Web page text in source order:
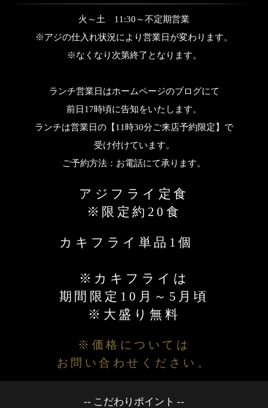
火～土 11:30～不定期営業
※アジの仕入れ状況により営業日が変わります。
※なくなり次第終了となります。
ランチ営業日はホームページのブログにて
前日17時頃に告知をいたします。
ランチは営業日の【11時30分ご来店予約限定】で
受け付けています。
ご予約方法：お電話にて承ります。
アジフライ定食
※限定約20食
カキフライ単品1個
※カキフライは
期間限定10月～5月頃
※大盛り無料
※価格については
お問い合わせください。
-- こだわりポイント --